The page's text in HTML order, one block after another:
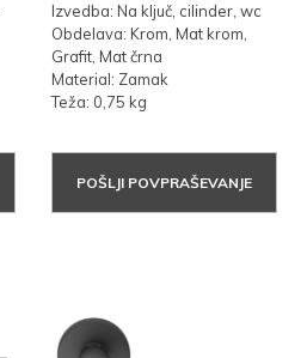
Izvedba: Na ključ, cilinder, wc
Obdelava: Krom, Mat krom,
Grafit, Mat črna
Material: Zamak
Teža: 0,75 kg
POŠLJI POVPRAŠEVANJE